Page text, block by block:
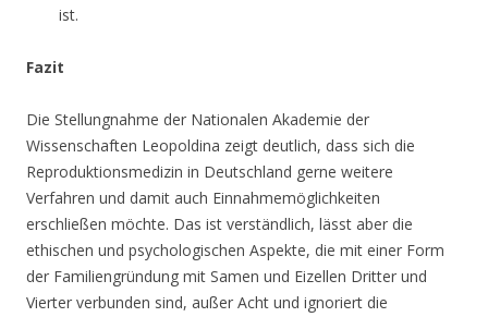
ist.
Fazit
Die Stellungnahme der Nationalen Akademie der
Wissenschaften Leopoldina zeigt deutlich, dass sich die
Reproduktionsmedizin in Deutschland gerne weitere
Verfahren und damit auch Einnahmemöglichkeiten
erschließen möchte. Das ist verständlich, lässt aber die
ethischen und psychologischen Aspekte, die mit einer Form
der Familiengründung mit Samen und Eizellen Dritter und
Vierter verbunden sind, außer Acht und ignoriert die